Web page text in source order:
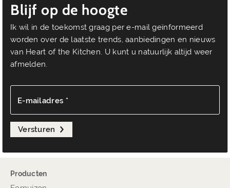
Blijf op de hoogte
Ik wil in de toekomst graag per e-mail geïnformeerd
worden over de laatste trends, aanbiedingen en nieuws
van Heart of the Kitchen. U kunt u natuurlijk altijd weer
afmelden.
E-mailadres *
Versturen
Producten